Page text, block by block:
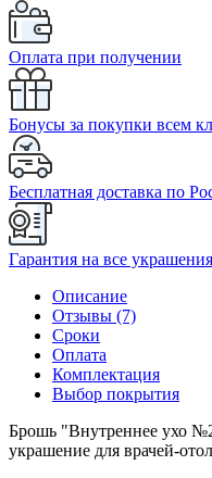
Оплата при получении
Бонусы за покупки всем
Бесплатная доставка по
Гарантия на все украшения
Описание
Отзывы (7)
Сроки
Оплата
Комплектация
Выбор покрытия
Брошь "Внутреннее ухо
украшение для врачей-